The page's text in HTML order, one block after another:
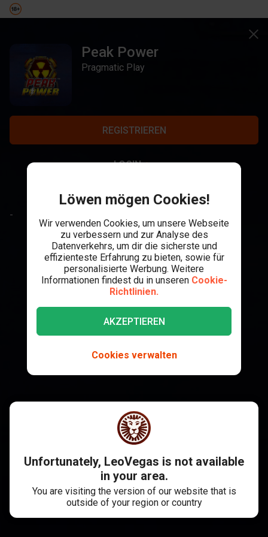
Peak Power
Pragmatic Play
REGISTRIEREN
LOGIN
-
Löwen mögen Cookies!
Wir verwenden Cookies, um unsere Webseite
zu verbessern und zur Analyse des
Datenverkehrs, um dir die sicherste und
effizienteste Erfahrung zu bieten, sowie für
personalisierte Werbung. Weitere
Informationen findest du in unseren Cookie-
Richtlinien.
AKZEPTIEREN
Cookies verwalten
Unfortunately, LeoVegas is not available
in your area.
You are visiting the version of our website that is
outside of your region or country